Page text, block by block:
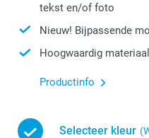
tekst en/of foto
Nieuw! Bijpassende
Hoogwaardig
Productinfo
Selecteer kleur